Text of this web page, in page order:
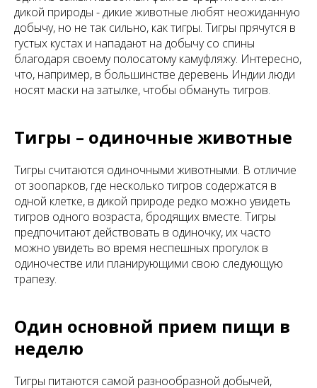
дикой природы - дикие животные любят неожиданную
добычу, но не так сильно, как тигры. Тигры прячутся в
густых кустах и нападают на добычу со спины
благодаря своему полосатому камуфляжу. Интересно,
что, например, в большинстве деревень Индии люди
носят маски на затылке, чтобы обмануть тигров.
Тигры – одиночные животные
Тигры считаются одиночными животными. В отличие
от зоопарков, где несколько тигров содержатся в
одной клетке, в дикой природе редко можно увидеть
тигров одного возраста, бродящих вместе. Тигры
предпочитают действовать в одиночку, их часто
можно увидеть во время неспешных прогулок в
одиночестве или планирующими свою следующую
трапезу.
Один основной прием пищи в
неделю
Тигры питаются самой разнообразной добычей,